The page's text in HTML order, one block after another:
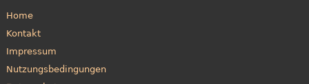
Home
Kontakt
Impressum
Nutzungsbedingungen